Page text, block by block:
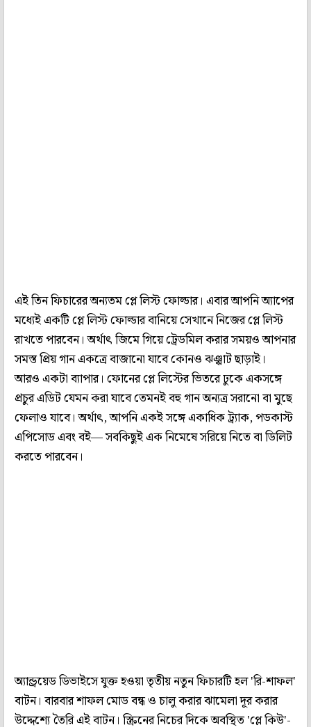
এই তিন ফিচারের অন্যতম প্লে লিস্ট ফোল্ডার। এবার আপনি অ্যাপের
মধ্যেই একটি প্লে লিস্ট ফোল্ডার বানিয়ে সেখানে নিজের প্লে লিস্ট
রাখতে পারবেন। অর্থাৎ জিমে গিয়ে ট্রেডমিল করার সময়ও আপনার
সমস্ত প্রিয় গান একত্রে বাজানো যাবে কোনও ঝঞ্ঝাট ছাড়াই।
আরও একটা ব্যাপার। ফোনের প্লে লিস্টের ভিতরে ঢুকে একসঙ্গে
প্রচুর এডিট যেমন করা যাবে তেমনই বহু গান অন্যত্র সরানো বা মুছে
ফেলাও যাবে। অর্থাৎ, আপনি একই সঙ্গে একাধিক ট্র্যাক, পডকাস্ট
এপিসোড এবং বই— সবকিছুই এক নিমেষে সরিয়ে নিতে বা ডিলিট
করতে পারবেন।
অ্যান্ড্রয়েড ডিভাইসে যুক্ত হওয়া তৃতীয় নতুন ফিচারটি হল 'রি-শাফল'
বাটন। বারবার শাফল মোড বন্ধ ও চালু করার ঝামেলা দূর করার
উদ্দেশ্যে তৈরি এই বাটন। স্ক্রিনের নিচের দিকে অবস্থিত 'প্লে কিউ'-